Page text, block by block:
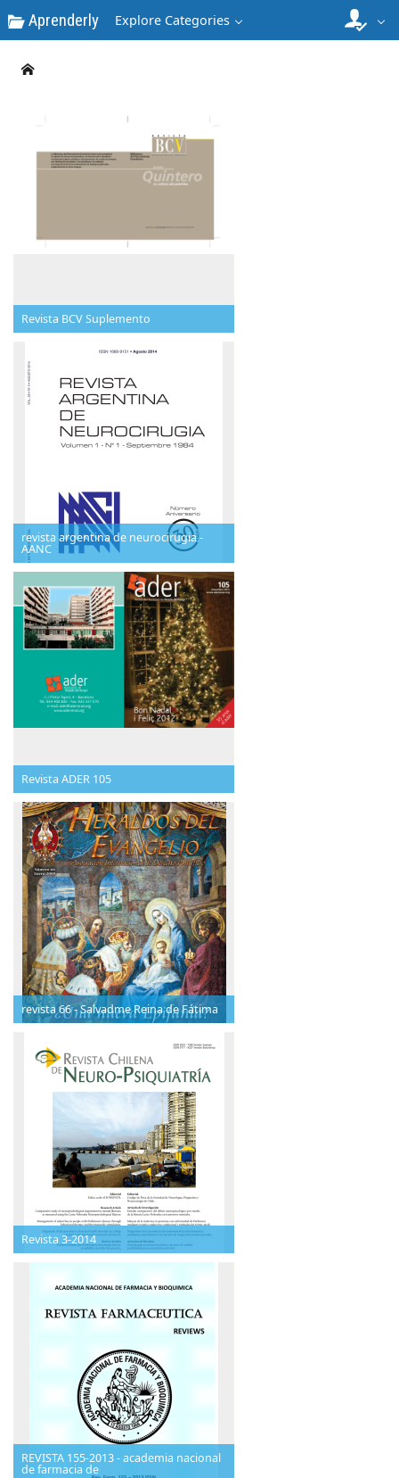
Aprenderly Explore Categories
Revista BCV Suplemento
revista argentina de neurocirugia -
AANC
Revista ADER 105
revista 66 - Salvadme Reina de Fátima
Revista 3-2014
REVISTA 155-2013 - academia nacional
de farmacia de